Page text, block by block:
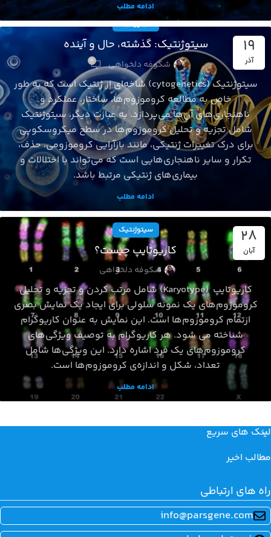
ادامه مطلب
19
آذر
سیتوژنتیک
سیتوژنتیک: گذشته، حال و آینده
شکوفه دلخواهی 0
سیتوژنتیک (cytogenetics) شاخه‌ای از ژنتیک است که به طور
خاص به مطالعه کروموزوم‌ها، ساختار، عملکرد و
ناهنجاری‌های آن‌ها می‌پردازد. به عبارت دیگر، سیتوژنتیک
شامل تجزیه و تحلیل کروموزوم‌ها در سطح میکروسکوپی
برای درک تغییرات ژنتیکی، مانند بازآرایی کروموزومی، حذف،
تکرار و سایر ناهنجاری‌هایی است که می‌تواند با اختلالات و
بیماری‌های ژنتیکی مرتبط باشد.
ادامه مطلب
28
آبان
سیتوژنتیک
کاریوتایپ چیست؟
شکوفه دلخواهی
کاریوتایپ (Karyotype) شامل مرتب کردن و تجزیه و تحلیل
کروموزوم‌های یک نمونه سلولی برای ایجاد یک نمایش بصری
ازتمام کروموزوم‌ها است. این نمایش به عنوان کاریوگرام
شناخته می شود. هر کاریوگرام به توصیف ویژگی‌های
کروموزوم‌های یک فرد اشاره دارد. این ویژگی‌ها شامل
تعداد، شکل و اندازه‌ی کروموزوم‌ها است.
ادامه مطلب
لینک های سریع
مطالب اخیر
راه های ارتباطی
info@parsgene.com